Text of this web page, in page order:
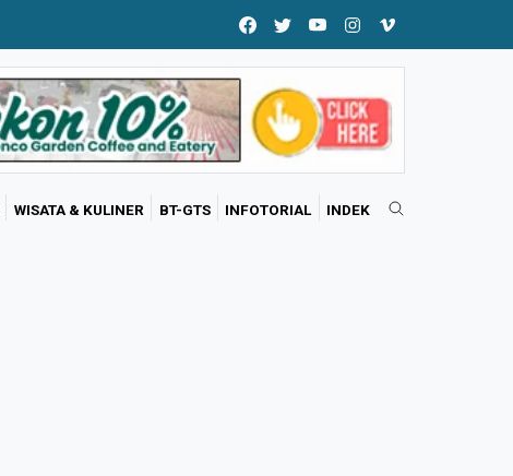
WISATA & KULINER BT-GTS INFOTORIAL INDEK